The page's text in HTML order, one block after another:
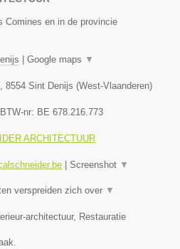
Comines en in de provincie
Google maps ▼
, 8554 Sint Denijs (West-Vlaanderen)
nr: BE 678.216.773
ARCHITECTUUR
Screenshot ▼
verspreiden zich over ▼
architectuur, Restauratie